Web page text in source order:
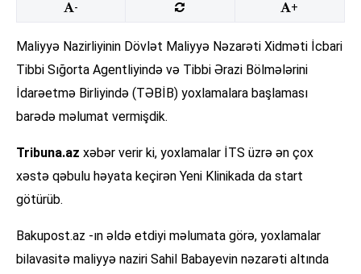
- +
Maliyyə Nazirliyinin Dövlət Maliyyə Nəzarəti Xidməti İcbari
Tibbi Sığorta Agentliyində və Tibbi Ərazi Bölmələrini
İdarəetmə Birliyində (TƏBİB) yoxlamalara başlaması
barədə məlumat vermişdik.
Tribuna.az xəbər verir ki, yoxlamalar İTS üzrə ən çox
xəstə qəbulu həyata keçirən Yeni Klinikada da start
götürüb.
Bakupost.az -ın əldə etdiyi məlumata görə, yoxlamalar
bilavasitə maliyyə naziri Sahil Babayevin nəzarəti altında